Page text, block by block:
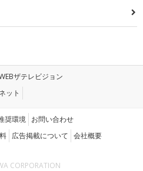
ザテレビジョン
ット
奨環境 お問い合わせ
広告掲載について 会社概要
CORPORATION